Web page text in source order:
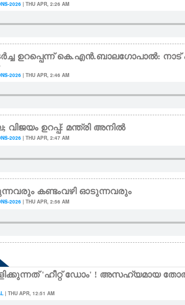
2026| THU APR, 2:26 AM
ഉറപ്പെന്ന് കെ.എൻ.ബാലഗോപാൽ:
2026| THU APR, 2:46 AM
വിജയം ഉറപ്പ്: മന്ത്രി അനിൽ
2026| THU APR, 2:47 AM
കണ്ടംവഴി ഓടുന്നവരും
2026| THU APR, 2:56 AM
'ഹീറ്റ് ഡോം' ! അസഹ്യമായ
| THU APR, 12:51 AM